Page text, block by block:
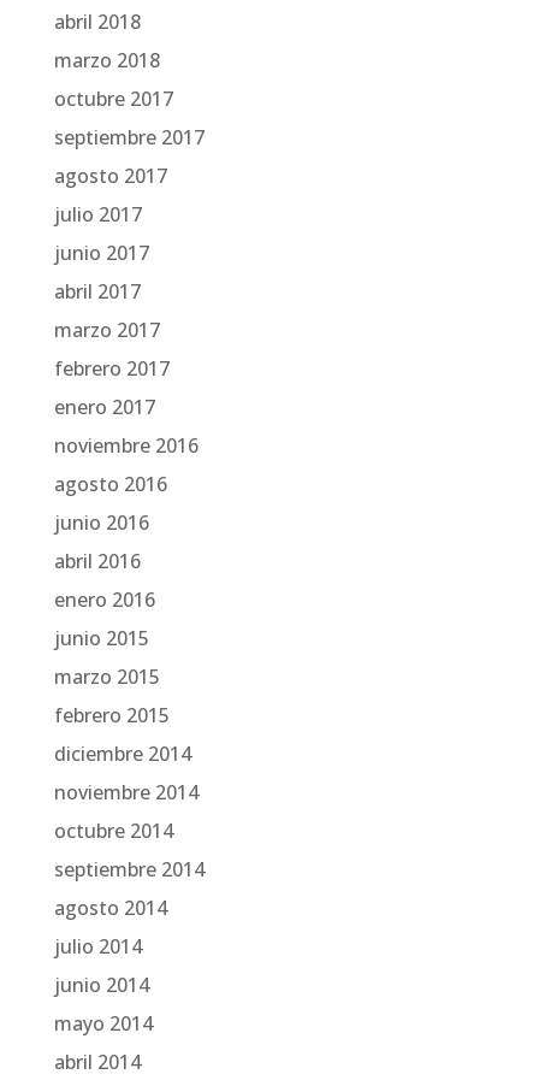
abril 2018
marzo 2018
octubre 2017
septiembre 2017
agosto 2017
julio 2017
junio 2017
abril 2017
marzo 2017
febrero 2017
enero 2017
noviembre 2016
agosto 2016
junio 2016
abril 2016
enero 2016
junio 2015
marzo 2015
febrero 2015
diciembre 2014
noviembre 2014
octubre 2014
septiembre 2014
agosto 2014
julio 2014
junio 2014
mayo 2014
abril 2014